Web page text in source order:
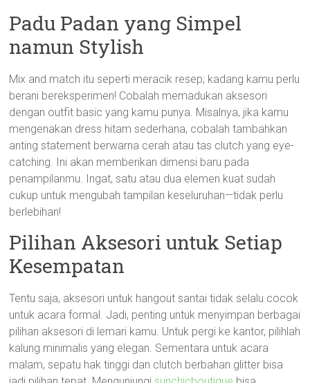
Padu Padan yang Simpel
namun Stylish
Mix and match itu seperti meracik resep; kadang kamu perlu
berani bereksperimen! Cobalah memadukan aksesori
dengan outfit basic yang kamu punya. Misalnya, jika kamu
mengenakan dress hitam sederhana, cobalah tambahkan
anting statement berwarna cerah atau tas clutch yang eye-
catching. Ini akan memberikan dimensi baru pada
penampilanmu. Ingat, satu atau dua elemen kuat sudah
cukup untuk mengubah tampilan keseluruhan—tidak perlu
berlebihan!
Pilihan Aksesori untuk Setiap
Kesempatan
Tentu saja, aksesori untuk hangout santai tidak selalu cocok
untuk acara formal. Jadi, penting untuk menyimpan berbagai
pilihan aksesori di lemari kamu. Untuk pergi ke kantor, pilihlah
kalung minimalis yang elegan. Sementara untuk acara
malam, sepatu hak tinggi dan clutch berbahan glitter bisa